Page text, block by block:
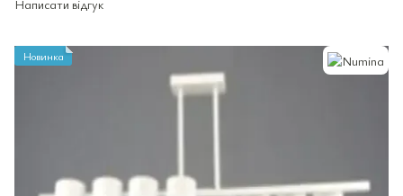
Написати відгук
Новинка